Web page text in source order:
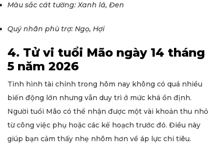
Màu sắc cát tường: Xanh lá, Đen
Quý nhân phù trợ: Ngọ, Hợi
4. Tử vi tuổi Mão ngày 14 tháng
5 năm 2026
Tình hình tài chính trong hôm nay không có quá nhiều
biến động lớn nhưng vẫn duy trì ở mức khá ổn định.
Người tuổi Mão có thể nhận được một vài khoản thu nhỏ
từ công việc phụ hoặc các kế hoạch trước đó. Điều này
giúp bạn cảm thấy nhẹ nhõm hơn về áp lực chi tiêu.